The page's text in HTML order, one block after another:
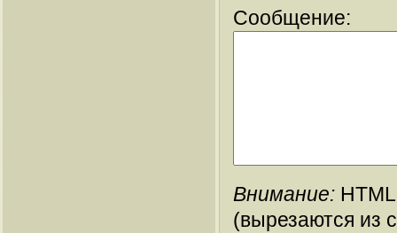
Сообщение:
Внимание:
(вырезаются из